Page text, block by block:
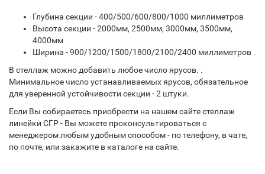
Глубина секции - 400/500/600/800/1000 миллиметров
Высота секции - 2000мм, 2500мм, 3000мм, 3500мм,
4000мм
Ширина - 900/1200/1500/1800/2100/2400 миллиметров .
В стеллаж можно добавить любое число ярусов. .
Минимальное число устанавливаемых ярусов, обязательное
для уверенной устойчивости секции - 2 штуки.
Если Вы собираетесь приобрести на нашем сайте стеллаж
линейки СГР - Вы можете проконсультироваться с
менеджером любым удобным способом - по телефону, в чате,
по почте, или закажите в каталоге на сайте.